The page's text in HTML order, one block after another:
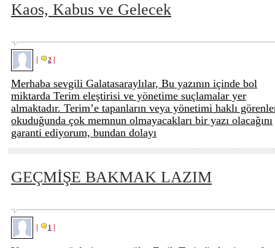
Kaos, Kabus ve Gelecek
2
Merhaba sevgili Galatasaraylılar, Bu yazının içinde bol
miktarda Terim eleştirisi ve yönetime suçlamalar yer
almaktadır. Terim’e tapanların veya yönetimi haklı
okuduğunda çok memnun olmayacakları bir yazı olacağını
garanti ediyorum, bundan dolayı
GEÇMİŞE BAKMAK LAZIM
1